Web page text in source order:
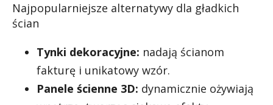
Najpopularniejsze alternatywy dla gładkich
ścian
Tynki dekoracyjne: nadają ścianom
fakturę i unikatowy wzór.
Panele ścienne 3D: dynamicznie ożywiają